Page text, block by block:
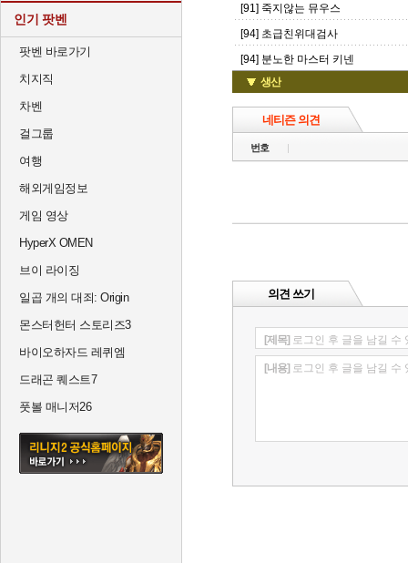
인기 팟벤
팟벤 바로가기
치지직
차벤
걸그룹
여행
해외게임정보
게임 영상
HyperX OMEN
브이 라이징
일곱 개의 대죄: Origin
몬스터헌터 스토리즈3
바이오하자드 레퀴엠
드래곤 퀘스트7
풋볼 매니저26
[91] 죽지않는 뮤우스
[94] 초급친위대검사
[94] 분노한 마스터 키넨
생산
네티즌 의견
번호
의견 쓰기
[제목] 로그인 후 글을 남길 수
[내용] 로그인 후 글을 남길 수